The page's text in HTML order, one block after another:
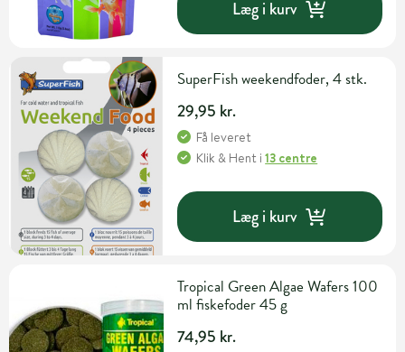
Læg i kurv
SuperFish weekendfoder, 4 stk.
29,95 kr.
Få leveret
Klik & Hent i13 centre
Læg i kurv
Tropical Green Algae Wafers 100
ml fiskefoder 45 g
74,95 kr.